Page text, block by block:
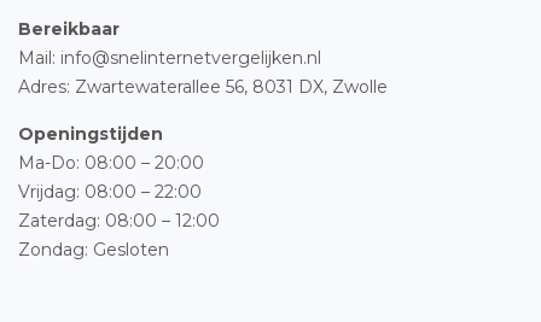
Bereikbaar
Mail: info@snelinternetvergelijken.nl
Adres: Zwartewaterallee 56, 8031 DX, Zwolle
Openingstijden
Ma-Do: 08:00 – 20:00
Vrijdag: 08:00 – 22:00
Zaterdag: 08:00 – 12:00
Zondag: Gesloten